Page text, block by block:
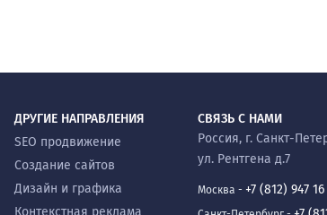
ДРУГИЕ НАПРАВЛЕНИЯ
SEO продвижение
Создание сайтов
Дизайн и графика
Контекстная реклама
СВЯЗЬ С НАМИ
Россия, г. Санкт-
ул. Рентгена д.7
Москва - +7 (812) 947